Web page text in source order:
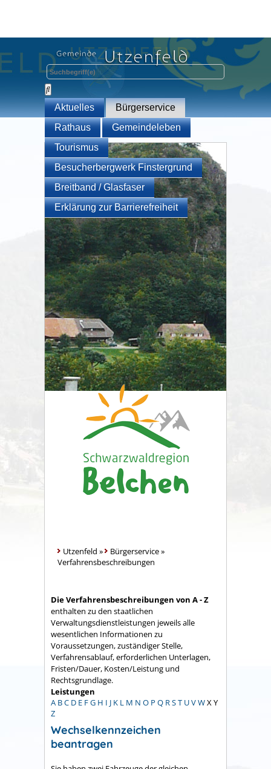
Aktuelles
Bürgerservice
Rathaus
Gemeindeleben
Tourismus
Besucherbergwerk Finstergrund
Breitband / Glasfaser
Erklärung zur Barrierefreiheit
Utzenfeld » Bürgerservice»
Verfahrensbeschreibungen
Die Verfahrensbeschreibungen von A - Z
enthalten zu den staatlichen
Verwaltungsdienstleistungen jeweils alle
wesentlichen Informationen zu
Voraussetzungen, zuständiger Stelle,
Verfahrensablauf, erforderlichen Unterlagen,
Fristen/Dauer, Kosten/Leistung und
Rechtsgrundlage.
Leistungen
A BC D E FG H I J K L M N O P Q RST UVWX Y
Z
Wechselkennzeichen
beantragen